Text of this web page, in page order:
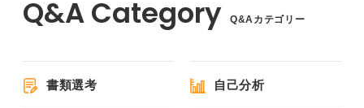
Q&Aカテゴリー
書類選考 自己分析